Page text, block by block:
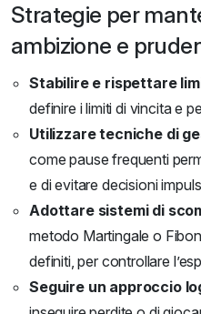
Strategie per
ambizione e
Stabilire e rispettare
definire i limiti di vincita e
Utilizzare tecniche di
come pause frequenti
e di evitare decisioni
Adottare sistemi di
metodo Martingale o
definiti, per controllare
Seguire un approccio